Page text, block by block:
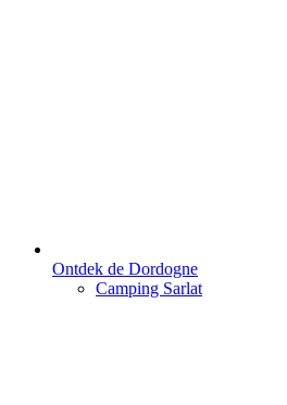
Ontdek de Dordogne
Camping Sarlat